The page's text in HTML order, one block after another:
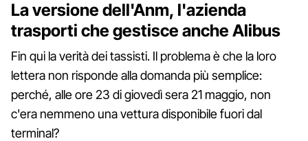
La versione dell'Anm, l'azienda
trasporti che gestisce anche Alibus
Fin qui la verità dei tassisti. Il problema è che la loro
lettera non risponde alla domanda più semplice:
perché, alle ore 23 di giovedì sera 21 maggio, non
c'era nemmeno una vettura disponibile fuori dal
terminal?